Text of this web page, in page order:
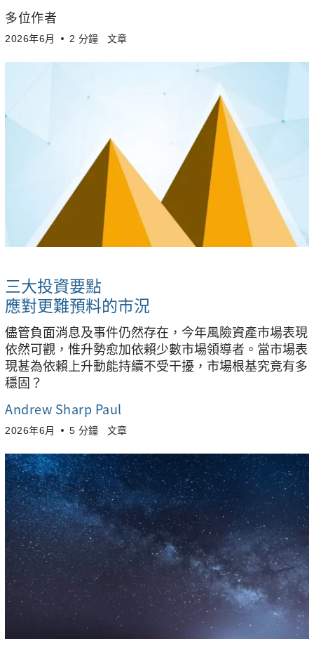
多位作者
2026年6月 2 分鐘 文章
三大投資要點
應對更難預料的市況
儘管負面消息及事件仍然存在，今年風險資產市場表現
依然可觀，惟升勢愈加依賴少數市場領導者。當市場表
現甚為依賴上升動能持續不受干擾，市場根基究竟有多
穩固？
Andrew Sharp Paul
2026年6月 5 分鐘 文章